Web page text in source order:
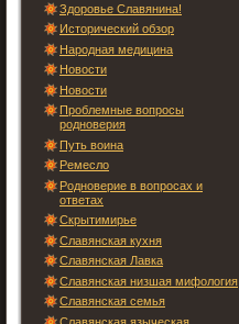
Здоровье Славянина!
Исторический обзор
Народная медицина
Новости
Новости
Проблемные вопросы
родноверия
Путь воина
Ремесло
Родноверие в вопросах и
ответах
Скрытимирье
Славянская кухня
Славянская Лавка
Славянская низшая мифология
Славянская семья
Славянская языческая